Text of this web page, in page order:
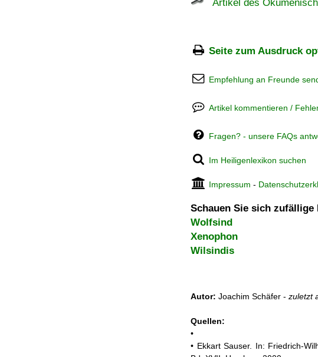
Artikel des
Seite zum Ausdruck
Empfehlung an Freunde
Artikel kommentieren /
Fragen? - unsere FAQs
Im Heiligenlexikon suchen
Impressum -
Schauen Sie sich zufällige
Wolfsind
Xenophon
Wilsindis
Autor: Joachim Schäfer - zuletzt
Quellen:
•
• Ekkart Sauser. In: Friedrich-